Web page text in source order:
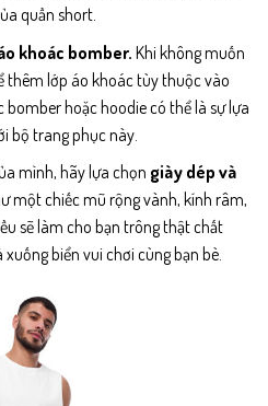
quần short.
khoác bomber. Khi không muốn
thêm lớp áo khoác tùy thuộc vào
hoặc hoodie có thể là sự lựa
bộ trang phục này.
mình, hãy lựa chọn giày dép và
một chiếc mũ rộng vành, kính râm,
sẽ làm cho bạn trông thật chất
biển vui chơi cùng bạn bè.